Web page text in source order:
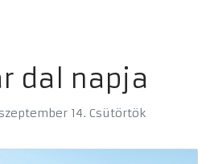
dal napja
14. Csütörtök